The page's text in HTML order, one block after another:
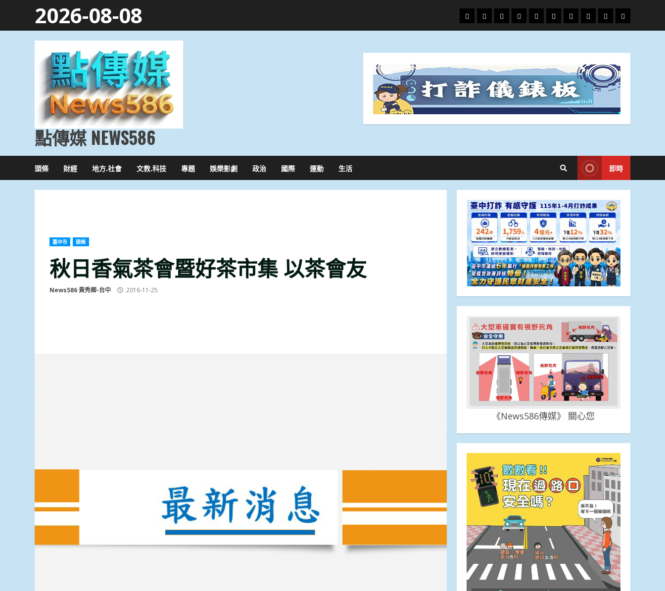
2026-08-08
頭
條
財
經
地
方.
文
教.
專
題
娛
樂
政
治
國
際
運
動
生
活
點傳媒 NEWS586
頭條 財經 地方.社會 文教.科技 專題 娛樂影劇 政治 國際 運動 生活 即時
臺中市 頭條
秋日香氣茶會暨好茶市集 以茶會友
News586 黃秀卿-台中 2016-11-25
《News586傳媒》 關心您